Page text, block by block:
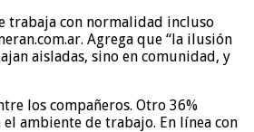
trabaja con normalidad incluso
Agrega que “la ilusión
aisladas, sino en comunidad, y
los compañeros. Otro 36%
ambiente de trabajo. En línea con